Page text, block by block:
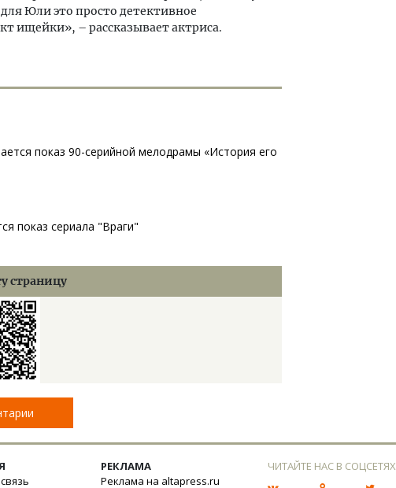
Юли это просто детективное
ищейки», – рассказывает актриса.
показ 90-серийной мелодрамы «История его
показ сериала "Враги"
страницу
РЕКЛАМА
Реклама на altapress.ru
ЧИТАЙТЕ НАС В СОЦСЕТЯХ